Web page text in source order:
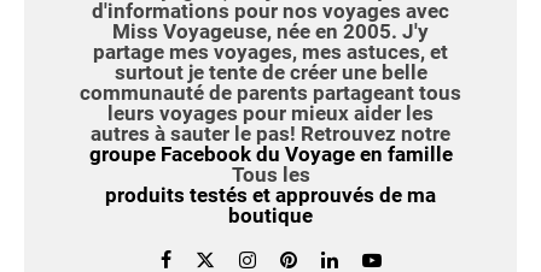
d'informations pour nos voyages avec
Miss Voyageuse, née en 2005. J'y
partage mes voyages, mes astuces, et
surtout je tente de créer une belle
communauté de parents partageant tous
leurs voyages pour mieux aider les
autres à sauter le pas! Retrouvez notre
groupe Facebook du Voyage en famille
Tous les
produits testés et approuvés de ma
boutique